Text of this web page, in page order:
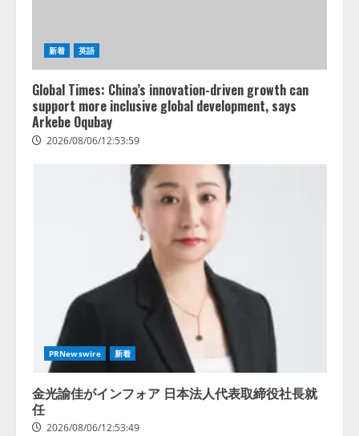
新着 英語
Global Times: China’s innovation-driven growth can
support more inclusive global development, says
Arkebe Oqubay
2026/08/06/12:53:59
PRNewswire 新着
金光諭佳がインフォア 日本法人代表取締役社長就
任
2026/08/06/12:53:49